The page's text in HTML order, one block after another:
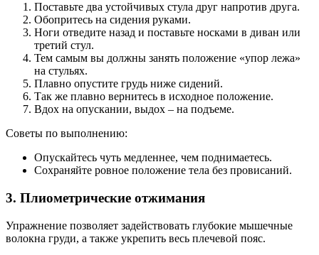
Поставьте два устойчивых стула друг напротив друга.
Обопритесь на сидения руками.
Ноги отведите назад и поставьте носками в диван или
третий стул.
Тем самым вы должны занять положение «упор лежа»
на стульях.
Плавно опустите грудь ниже сидений.
Так же плавно вернитесь в исходное положение.
Вдох на опускании, выдох – на подъеме.
Советы по выполнению:
Опускайтесь чуть медленнее, чем поднимаетесь.
Сохраняйте ровное положение тела без провисаний.
3. Плиометрические отжимания
Упражнение позволяет задействовать глубокие мышечные
волокна груди, а также укрепить весь плечевой пояс.